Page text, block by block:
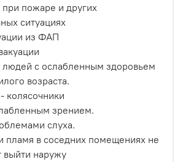
при пожаре и других
ситуациях
из ФАП
людей с ослабленным здоровьем
возраста.
колясочники
зрением.
слуха.
пламя в соседних помещениях не
выйти наружу